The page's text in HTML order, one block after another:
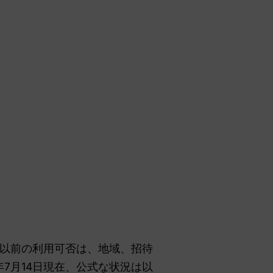
前の利用可否は、地域、招待
月14日現在、公式な状況は以